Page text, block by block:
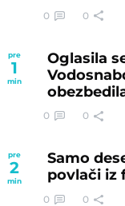
0 0
pre
1
min
Oglasila
0 0
pre
2
min
Samo
povlači iz
0 0